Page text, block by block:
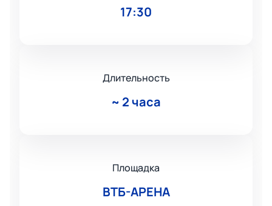
17:30
Длительность
~ 2 часа
Площадка
ВТБ-АРЕНА